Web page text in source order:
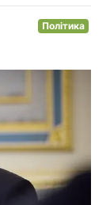
Політика